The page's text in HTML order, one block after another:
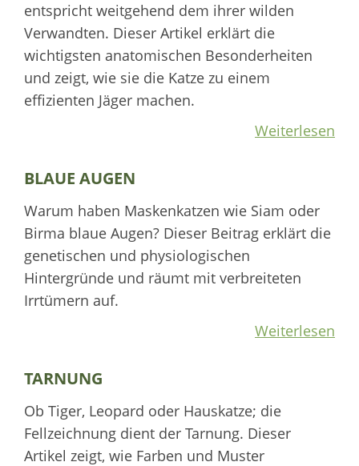
entspricht weitgehend dem ihrer wilden
Verwandten. Dieser Artikel erklärt die
wichtigsten anatomischen Besonderheiten
und zeigt, wie sie die Katze zu einem
effizienten Jäger machen.
Weiterlesen
BLAUE AUGEN
Warum haben Maskenkatzen wie Siam oder
Birma blaue Augen? Dieser Beitrag erklärt die
genetischen und physiologischen
Hintergründe und räumt mit verbreiteten
Irrtümern auf.
Weiterlesen
TARNUNG
Ob Tiger, Leopard oder Hauskatze; die
Fellzeichnung dient der Tarnung. Dieser
Artikel zeigt, wie Farben und Muster